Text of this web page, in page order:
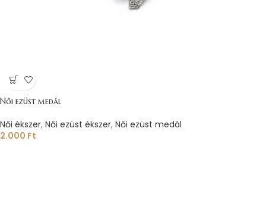
Női ezüst medál
Női ékszer, Női ezüst ékszer, Női ezüst medál
2.000 Ft